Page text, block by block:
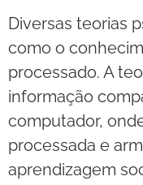
Diversas teorias
como o
processado. A
informação
computador,
processada e
aprendizagem